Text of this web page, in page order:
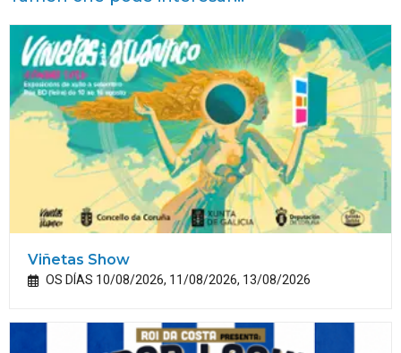
Viñetas Show
OS DÍAS 10/08/2026, 11/08/2026, 13/08/2026